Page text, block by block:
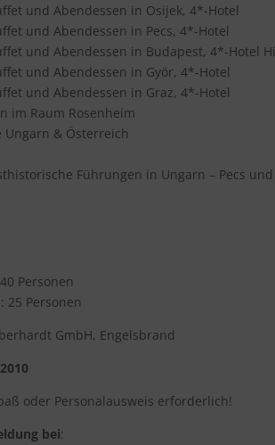
und Abendessen in Osijek, 4*-Hotel
und Abendessen in Pecs, 4*-Hotel
und Abendessen in Budapest, 4*-Hotel
und Abendessen in Györ, 4*-Hotel
und Abendessen in Graz, 4*-Hotel
im Raum Rosenheim
Ungarn & Österreich
Führungen in Ungarn – Pecs
Personen
Personen
GmbH, Engelsbrand
oder Personalausweis erforderlich!
bei: